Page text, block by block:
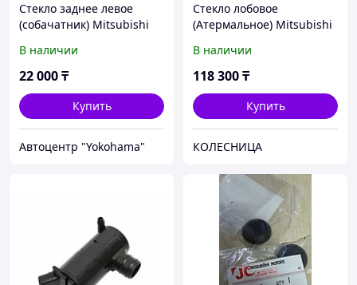
Стекло заднее левое
(собачатник) Mitsubishi
В наличии
22 000₸
Купить
Автоцентр "Yokohama"
Стекло лобовое
(Атермальное) Mitsubishi
В наличии
118 300₸
Купить
КОЛЕСНИЦА